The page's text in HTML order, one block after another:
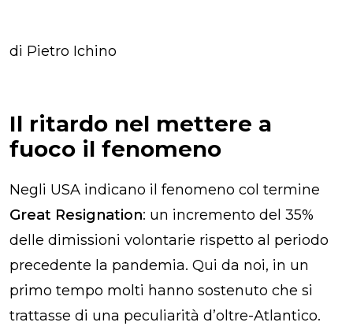
di Pietro Ichino
Il ritardo nel mettere a
fuoco il fenomeno
Negli USA indicano il fenomeno col termine
Great Resignation: un incremento del 35%
delle dimissioni volontarie rispetto al periodo
precedente la pandemia. Qui da noi, in un
primo tempo molti hanno sostenuto che si
trattasse di una peculiarità d’oltre-Atlantico.